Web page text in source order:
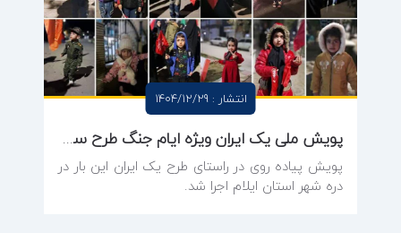
انتشار : 1404/12/29
پویش ملی یک ایران ویژه ایام جنگ طرح سپاس
پویش پیاده روی در راستای طرح یک ایران این بار در
دره شهر استان ایلام اجرا شد.